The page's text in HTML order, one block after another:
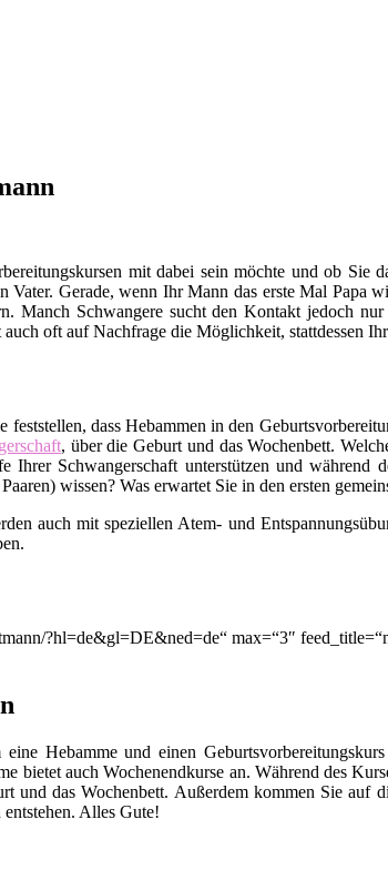
mit dabei sein möchte und ob Sie
Gerade, wenn Ihr Mann das erste Mal
Manch Schwangere sucht den Kontakt jedoch
oft auf Nachfrage die Möglichkeit, stattdessen
dass Hebammen in den
, über die Geburt und das Wochenbett.
Schwangerschaft unterstützen und während
wissen? Was erwartet Sie in den ersten
auch mit speziellen Atem- und
?hl=de&gl=DE&ned=de“ max=“3″
Hebamme und einen
bietet auch Wochenendkurse an. Während des
und das Wochenbett. Außerdem kommen Sie auf
Alles Gute!